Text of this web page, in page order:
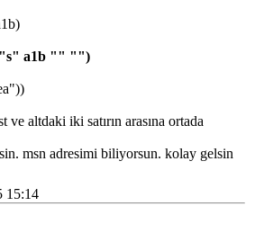
"s" a1b "" "")
ve altdaki iki satırın arasına ortada
msn adresimi biliyorsun. kolay gelsin
15:14